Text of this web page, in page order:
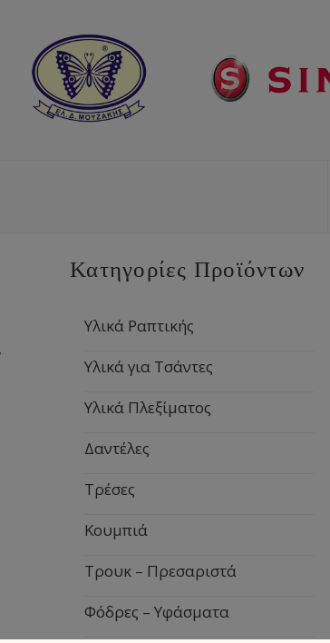
Κατηγορίες Προϊόντων
Υλικά Ραπτικής
Υλικά για Τσάντες
Υλικά Πλεξίματος
Δαντέλες
Τρέσες
Κουμπιά
Τρουκ – Πρεσαριστά
Φόδρες – Υφάσματα